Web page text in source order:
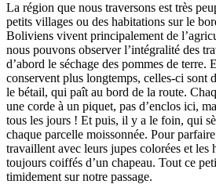
La région que nous traversons est très
petits villages ou des habitations sur le
Boliviens vivent principalement de
nous pouvons observer l’intégralité des
d’abord le séchage des pommes de terre.
conservent plus longtemps, celles-ci sont
le bétail, qui paît au bord de la route.
une corde à un piquet, pas d’enclos ici,
tous les jours ! Et puis, il y a le foin, qui
chaque parcelle moissonnée. Pour
travaillent avec leurs jupes colorées et les
toujours coiffés d’un chapeau. Tout ce
timidement sur notre passage.